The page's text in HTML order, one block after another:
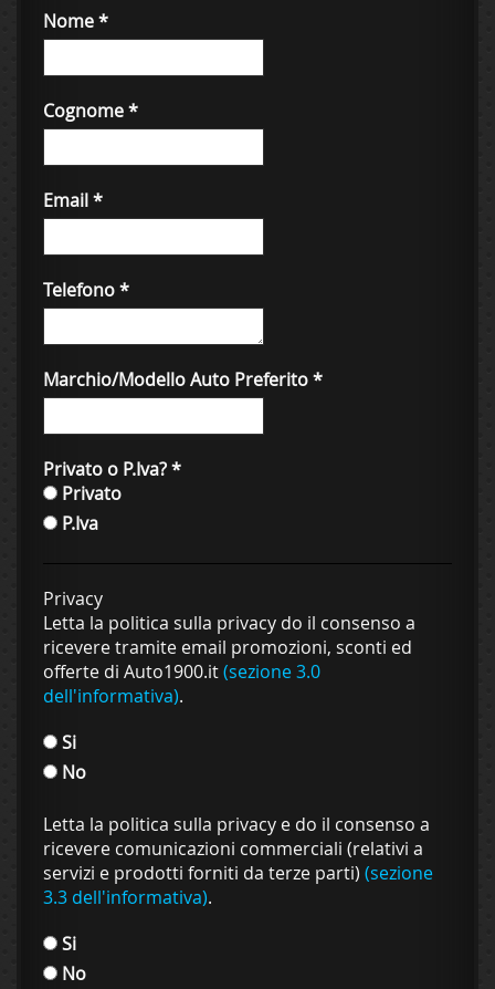
Nome*
Cognome*
Email*
Telefono*
Marchio/Modello Auto Preferito*
Privato o P.Iva?*
Privato
P.Iva
Privacy
Letta la politica sulla privacy do il consenso a
ricevere tramite email promozioni, sconti ed
offerte di Auto1900.it(sezione 3.0
dell'informativa).
Si
No
Letta la politica sulla privacy e do il consenso a
ricevere comunicazioni commerciali (relativi a
servizi e prodotti forniti da terze parti) (sezione
3.3 dell'informativa).
Si
No